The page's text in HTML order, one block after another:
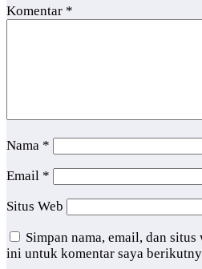
Komentar *
Nama *
Email *
Situs Web
Simpan nama, email, dan situs
ini untuk komentar saya